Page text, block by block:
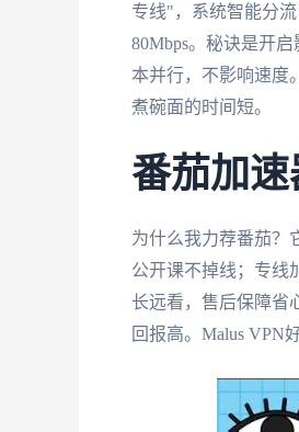
专线"，系统智能分
80Mbps。秘诀是开
本并行，不影响速度
煮碗面的时间短。
番茄加
为什么我力荐番茄？
公开课不掉线；专线
长远看，售后保障
回报高。Malus VPN